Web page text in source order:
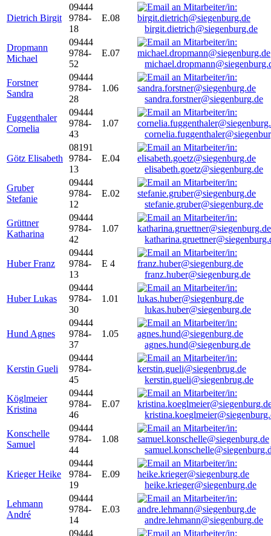
Dietrich Birgit
09444
9784-
18
E.08
birgit.dietrich@siegenburg.de
Dropmann
Michael
09444
9784-
52
E.07
Forstner
Sandra
09444
9784-
28
1.06
sandra.forstner@siegenburg.de
Fuggenthaler
Cornelia
09444
9784-
43
1.07
Götz Elisabeth
08191
9784-
13
E.04
elisabeth.goetz@siegenburg.de
Gruber
Stefanie
09444
9784-
12
E.02
stefanie.gruber@siegenburg.de
Grüttner
Katharina
09444
9784-
42
1.07
Huber Franz
09444
9784-
13
E 4
franz.huber@siegenburg.de
Huber Lukas
09444
9784-
30
1.01
lukas.huber@siegenburg.de
Hund Agnes
09444
9784-
37
1.05
agnes.hund@siegenburg.de
Kerstin Gueli
09444
9784-
45
kerstin.gueli@siegenbrug.de
Köglmeier
Kristina
09444
9784-
46
E.07
Konschelle
Samuel
09444
9784-
44
1.08
Krieger Heike
09444
9784-
19
E.09
heike.krieger@siegenburg.de
Lehmann
André
09444
9784-
14
E.03
andre.lehmann@siegenburg.de
09444